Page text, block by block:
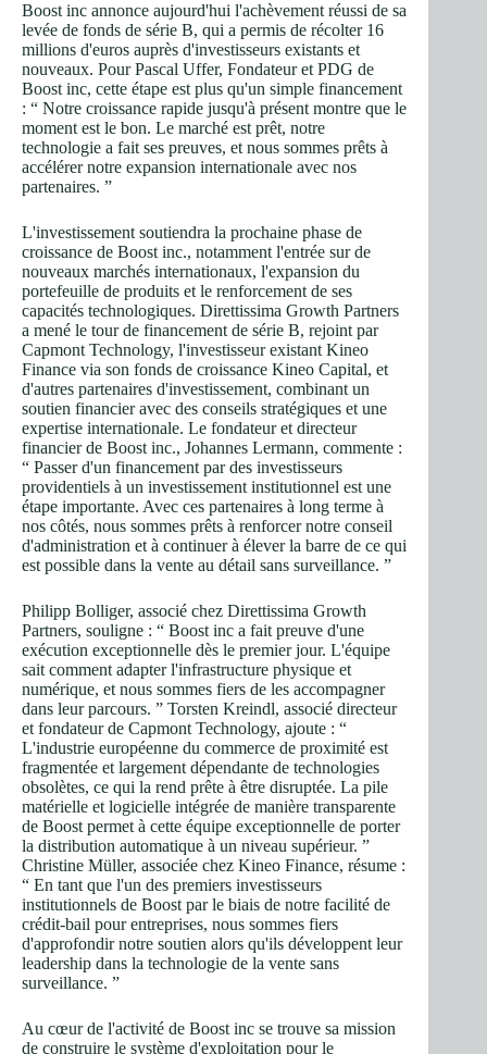
Boost inc annonce aujourd'hui l'achèvement réussi de sa
levée de fonds de série B, qui a permis de récolter 16
millions d'euros auprès d'investisseurs existants et
nouveaux. Pour Pascal Uffer, Fondateur et PDG de
Boost inc, cette étape est plus qu'un simple financement
: “ Notre croissance rapide jusqu'à présent montre que le
moment est le bon. Le marché est prêt, notre
technologie a fait ses preuves, et nous sommes prêts à
accélérer notre expansion internationale avec nos
partenaires. ”
L'investissement soutiendra la prochaine phase de
croissance de Boost inc., notamment l'entrée sur de
nouveaux marchés internationaux, l'expansion du
portefeuille de produits et le renforcement de ses
capacités technologiques. Direttissima Growth Partners
a mené le tour de financement de série B, rejoint par
Capmont Technology, l'investisseur existant Kineo
Finance via son fonds de croissance Kineo Capital, et
d'autres partenaires d'investissement, combinant un
soutien financier avec des conseils stratégiques et une
expertise internationale. Le fondateur et directeur
financier de Boost inc., Johannes Lermann, commente :
“ Passer d'un financement par des investisseurs
providentiels à un investissement institutionnel est une
étape importante. Avec ces partenaires à long terme à
nos côtés, nous sommes prêts à renforcer notre conseil
d'administration et à continuer à élever la barre de ce qui
est possible dans la vente au détail sans surveillance. ”
Philipp Bolliger, associé chez Direttissima Growth
Partners, souligne : “ Boost inc a fait preuve d'une
exécution exceptionnelle dès le premier jour. L'équipe
sait comment adapter l'infrastructure physique et
numérique, et nous sommes fiers de les accompagner
dans leur parcours. ” Torsten Kreindl, associé directeur
et fondateur de Capmont Technology, ajoute : “
L'industrie européenne du commerce de proximité est
fragmentée et largement dépendante de technologies
obsolètes, ce qui la rend prête à être disruptée. La pile
matérielle et logicielle intégrée de manière transparente
de Boost permet à cette équipe exceptionnelle de porter
la distribution automatique à un niveau supérieur. ”
Christine Müller, associée chez Kineo Finance, résume :
“ En tant que l'un des premiers investisseurs
institutionnels de Boost par le biais de notre facilité de
crédit-bail pour entreprises, nous sommes fiers
d'approfondir notre soutien alors qu'ils développent leur
leadership dans la technologie de la vente sans
surveillance. ”
Au cœur de l'activité de Boost inc se trouve sa mission
de construire le système d'exploitation pour le